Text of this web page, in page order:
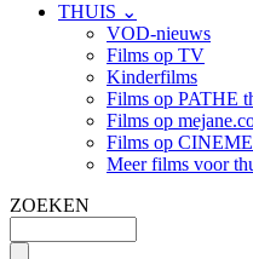
THUIS ⌄
VOD-nieuws
Films op TV
Kinderfilms
Films op PATHE
Films op
Films op
Meer films voor
ZOEKEN